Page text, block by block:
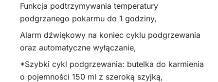
Funkcja podtrzymywania temperatury
podgrzanego pokarmu do 1 godziny,
Alarm dźwiękowy na koniec cyklu podgrzewania
oraz automatyczne wyłączanie,
*Szybki cykl podgrzewania: butelka do karmienia
o pojemności 150 ml z szeroką szyjką,